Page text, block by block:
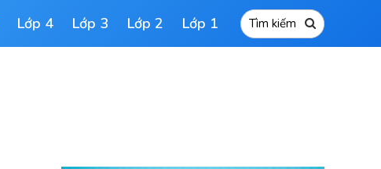
Lớp 4 Lớp 3 Lớp 2 Lớp 1